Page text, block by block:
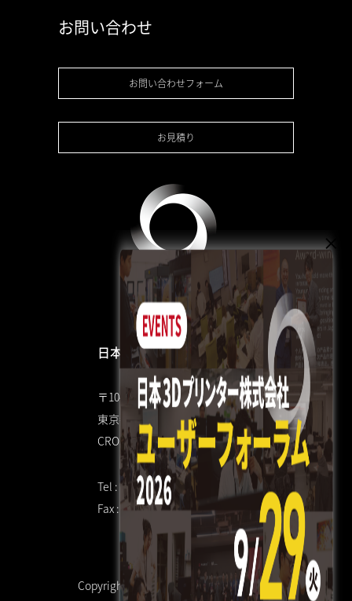
お問い合わせ
お問い合わせフォーム
お見積り
日本3Dプリンター株式会社
〒104-0053
東京都中央区晴海4丁目7-4
CROSS DOCK HARUMI 1F
Tel : 03 3520 8928
Fax : 03 6800 7771（共通）
Copyright © 日本3Dプリンター株式会社